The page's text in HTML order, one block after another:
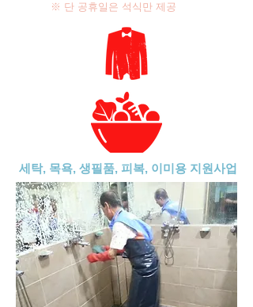
※ 단 공휴일은 석식만 제공
세탁, 목욕, 생필품, 피복, 이미용 지원사업